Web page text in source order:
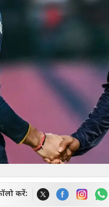
करें: